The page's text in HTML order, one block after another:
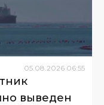
05 08 2026 06:55
выведен